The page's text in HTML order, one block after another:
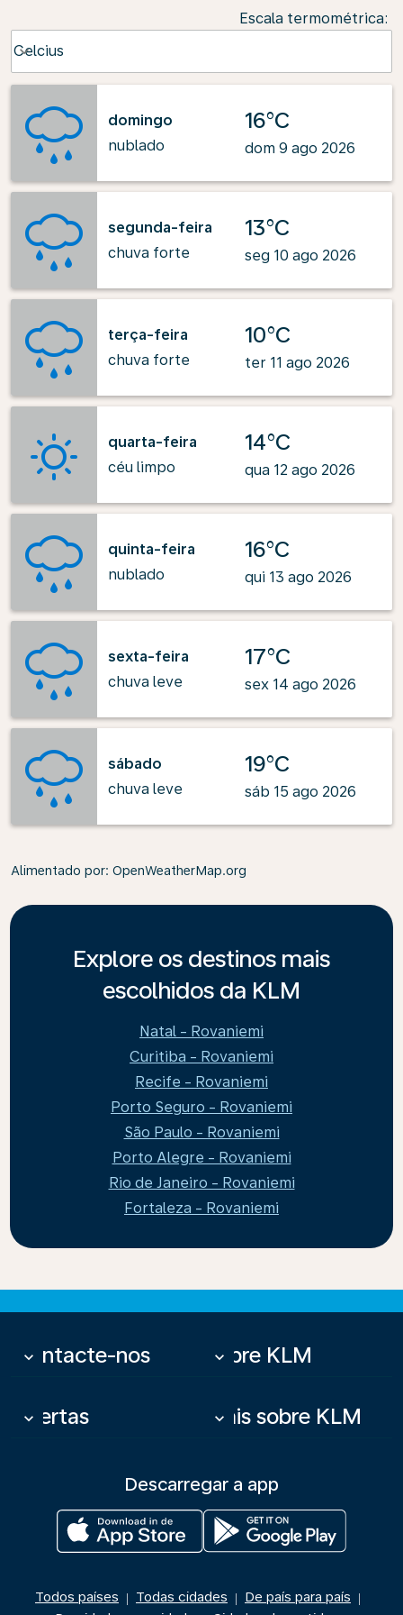
Escala termométrica:
Celcius
keyboard_arrow_down
domingo
nublado
16°C
dom 9 ago 2026
segunda-feira
chuva forte
13°C
seg 10 ago 2026
terça-feira
chuva forte
10°C
ter 11 ago 2026
quarta-feira
céu limpo
14°C
qua 12 ago 2026
quinta-feira
nublado
16°C
qui 13 ago 2026
sexta-feira
chuva leve
17°C
sex 14 ago 2026
sábado
chuva leve
19°C
sáb 15 ago 2026
Alimentado por: OpenWeatherMap.org
Explore os destinos mais
escolhidos da KLM
Natal - Rovaniemi
Curitiba - Rovaniemi
Recife - Rovaniemi
Porto Seguro - Rovaniemi
São Paulo - Rovaniemi
Porto Alegre - Rovaniemi
Rio de Janeiro - Rovaniemi
Fortaleza - Rovaniemi
Contacte-nos
keyboard_arrow_down Sobre KLM
keyboard_arrow_down
Ofertas
keyboard_arrow_down Mais sobre KLM
keyboard_arrow_down
Descarregar a app
Todos países | Todas cidades | De país para país |